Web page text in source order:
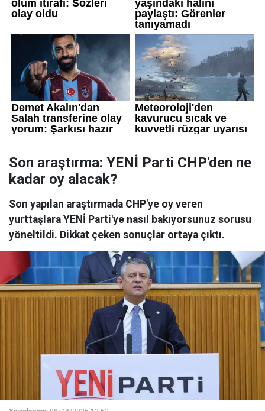
Son araştırma: YENİ Parti CHP'den ne
kadar oy alacak?
Son yapılan araştırmada CHP'ye oy veren
yurttaşlara YENİ Parti'ye nasıl bakıyorsunuz sorusu
yöneltildi. Dikkat çeken sonuçlar ortaya çıktı.